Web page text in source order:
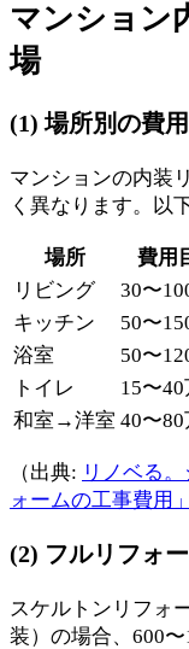
マンション
場
(1) 場所別の費
マンションの内装
く異なります。以
場所 費用
リビング
30〜
キッチン
50〜
浴室
50〜
トイレ
15〜40
和室→洋室 40〜80
（出典: リノベる
ォームの工事費用」
(2) フルリフォ
スケルトンリフォ
装）の場合、600